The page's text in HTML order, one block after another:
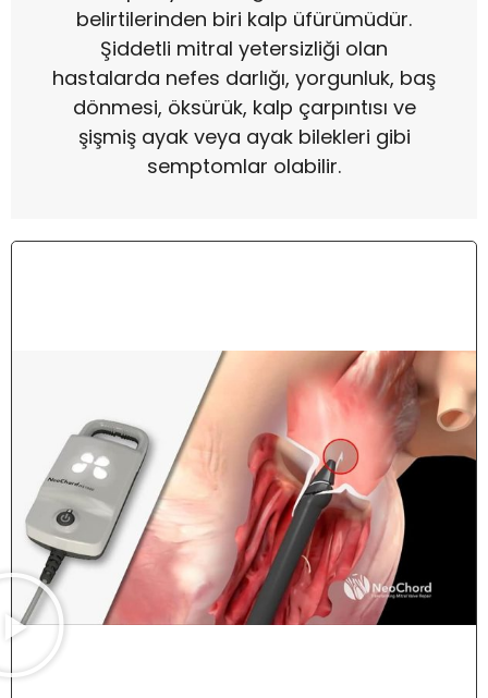
belirtilerinden biri kalp üfürümüdür.
Şiddetli mitral yetersizliği olan
hastalarda nefes darlığı, yorgunluk, baş
dönmesi, öksürük, kalp çarpıntısı ve
şişmiş ayak veya ayak bilekleri gibi
semptomlar olabilir.